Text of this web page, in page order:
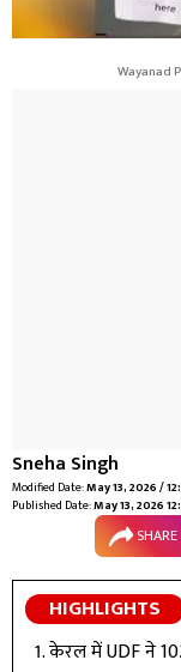
Wayanad
Sneha Singh
Modified Date:May 13, 2026 /
Published Date:May 13, 2026
SHARE
HIGHLIGHTS
केरल में UDF ने